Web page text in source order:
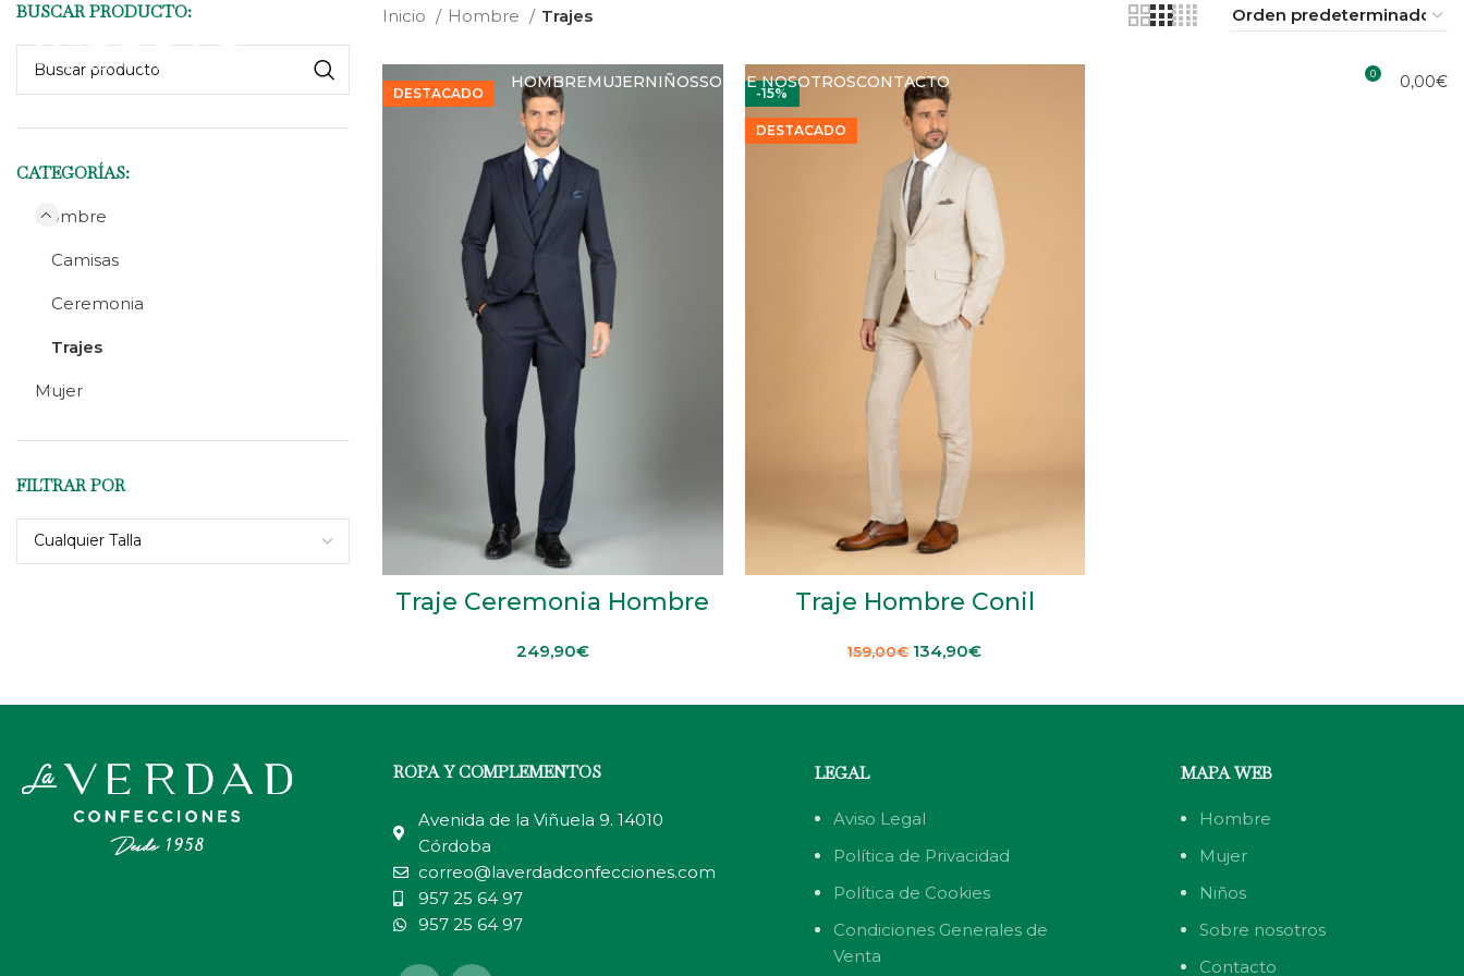
HOMBREMUJERNIÑOSSOBRE NOSOTROSCONTACTO 0 0,00€
BUSCAR PRODUCTO:
CATEGORÍAS:
Hombre
Camisas
Ceremonia
Trajes
Mujer
FILTRAR POR
Cualquier Talla
Inicio Hombre Trajes
DESTACADO
Traje Ceremonia Hombre
249,90€
-15%
DESTACADO
Traje Hombre Conil
159,00€ 134,90€
ROPA Y COMPLEMENTOS
Avenida de la Viñuela 9. 14010
Córdoba
correo@laverdadconfecciones.com
957 25 64 97
957 25 64 97
LEGAL
Aviso Legal
Política de Privacidad
Política de Cookies
Condiciones Generales de
Venta
MAPA WEB
Hombre
Mujer
Niños
Sobre nosotros
Contacto